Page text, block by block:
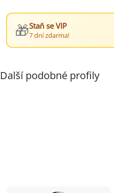
🎁Staň se VIP
7 dní zdarma!
Další podobné profily